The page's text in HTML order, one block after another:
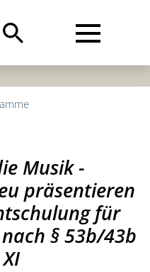
Musik -
präsentieren
für
§ 53b/43b